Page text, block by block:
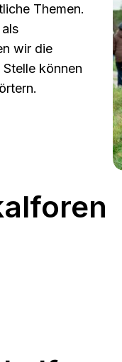
Themen.
wir die
können